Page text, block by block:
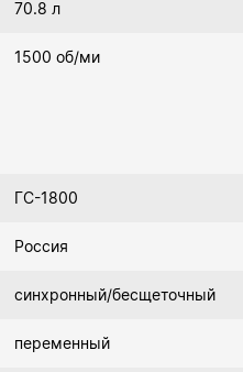
70.8 л
1500 об/ми
ГС-1800
Россия
синхронный/бесщеточный
переменный